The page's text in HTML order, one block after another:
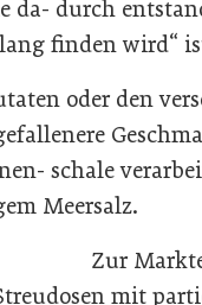
da- durch
finden wird“
oder den
schale
Meersalz.
Zur
mit